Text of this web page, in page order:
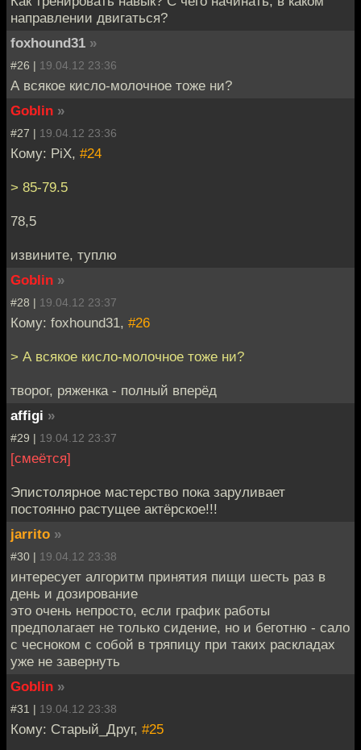
направлении двигаться?
foxhound31 »
#26 | 19.04.12 23:36
А всякое кисло-молочное тоже ни?
Goblin »
#27 | 19.04.12 23:36
Кому: PiX, #24
> 85-79.5
78,5
извините, туплю
Goblin »
#28 | 19.04.12 23:37
Кому: foxhound31, #26
> А всякое кисло-молочное тоже ни?
творог, ряженка - полный вперёд
affigi »
#29 | 19.04.12 23:37
[смеётся]
Эпистолярное мастерство пока заруливает
постоянно растущее актёрское!!!
jarrito »
#30 | 19.04.12 23:38
интересует алгоритм принятия пищи шесть раз в
день и дозирование
это очень непросто, если график работы
предполагает не только сидение, но и беготню - сало
с чесноком с собой в тряпицу при таких раскладах
уже не завернуть
Goblin »
#31 | 19.04.12 23:38
Кому: Старый_Друг, #25